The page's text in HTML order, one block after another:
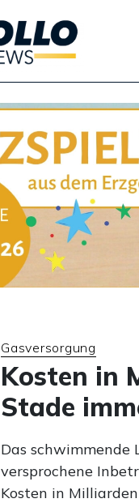
Gasversorgung
Kosten in
Stade
Das
versprochene
Kosten in